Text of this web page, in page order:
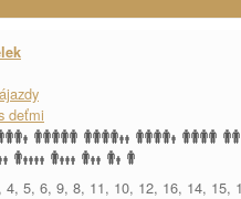
deťmi
4, 5, 6, 9, 8, 11, 10, 12, 16, 14, 15,